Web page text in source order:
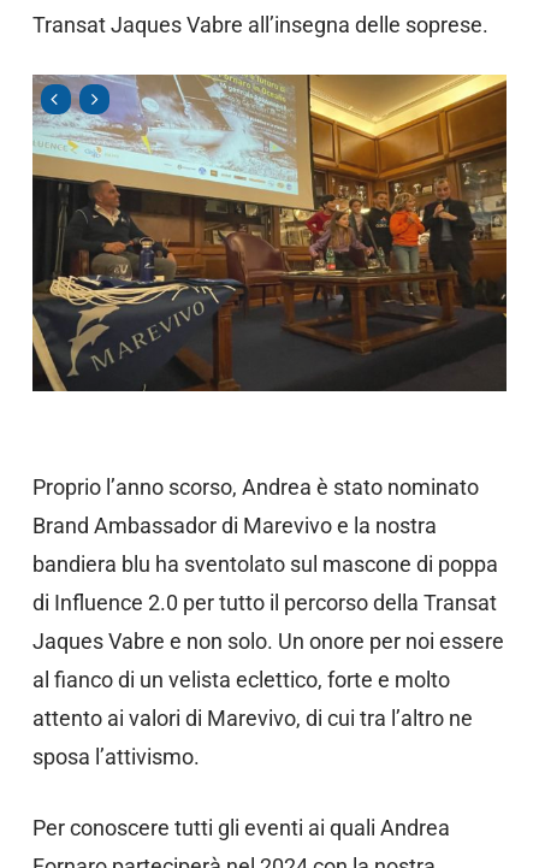
Transat Jaques Vabre all’insegna delle soprese.
Proprio l’anno scorso, Andrea è stato nominato
Brand Ambassador di Marevivo e la nostra
bandiera blu ha sventolato sul mascone di poppa
di Influence 2.0 per tutto il percorso della Transat
Jaques Vabre e non solo. Un onore per noi essere
al fianco di un velista eclettico, forte e molto
attento ai valori di Marevivo, di cui tra l’altro ne
sposa l’attivismo.
Per conoscere tutti gli eventi ai quali Andrea